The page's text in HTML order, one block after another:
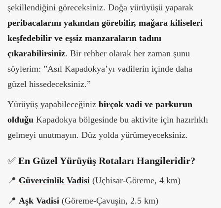
şekillendiğini göreceksiniz. Doğa yürüyüşü yaparak
peribacalarını yakından görebilir, mağara kiliseleri
keşfedebilir ve eşsiz manzaraların tadını
çıkarabilirsiniz. Bir rehber olarak her zaman şunu
söylerim: ”Asıl Kapadokya’yı vadilerin içinde daha
güzel hissedeceksiniz.”
Yürüyüş yapabileceğiniz birçok vadi ve parkurun
olduğu Kapadokya bölgesinde bu aktivite için hazırlıklı
gelmeyi unutmayın. Düz yolda yürümeyeceksiniz.
✅ En Güzel Yürüyüş Rotaları Hangileridir?
📍 Güvercinlik Vadisi (Uçhisar-Göreme, 4 km)
📍 Aşk Vadisi (Göreme-Çavuşin, 2.5 km)